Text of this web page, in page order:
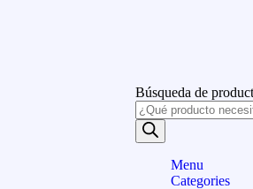
Búsqueda de
Menu
Categories